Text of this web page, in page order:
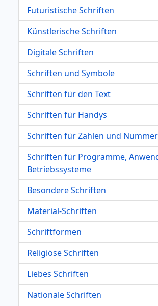
Futuristische Schriften
Künstlerische Schriften
Digitale Schriften
Schriften und Symbole
Schriften für den Text
Schriften für Handys
Schriften für Zahlen und
Schriften für Programme,
Betriebssysteme
Besondere Schriften
Material-Schriften
Schriftformen
Religiöse Schriften
Liebes Schriften
Nationale Schriften